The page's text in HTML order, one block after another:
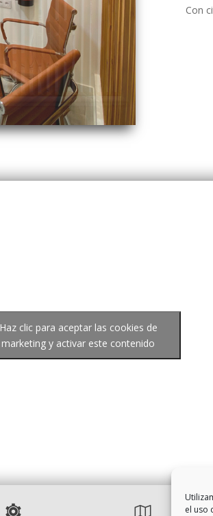
el uso
Con
Haz clic para aceptar las cookies de
marketing y activar este contenido